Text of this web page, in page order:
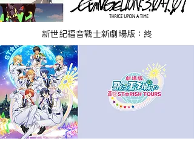
新世紀福音戰士新劇場版：終